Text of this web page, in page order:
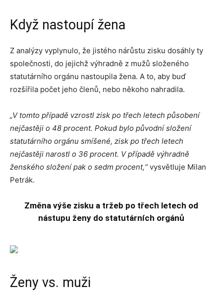
Když nastoupí žena
Z analýzy vyplynulo, že jistého nárůstu zisku dosáhly ty
společnosti, do jejichž výhradně z mužů složeného
statutárního orgánu nastoupila žena. A to, aby buď
rozšířila počet jeho členů, nebo někoho nahradila.
„V tomto případě vzrostl zisk po třech letech působení
nejčastěji o 48 procent. Pokud bylo původní složení
statutárního orgánu smíšené, zisk po třech letech
nejčastěji narostl o 36 procent. V případě výhradně
ženského složení pak o sedm procent,“vysvětluje Milan
Petrák.
Změna výše zisku a tržeb po třech letech od
nástupu ženy do statutárních orgánů
Ženy vs. muži